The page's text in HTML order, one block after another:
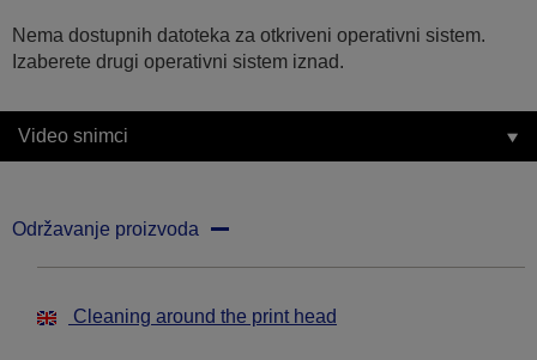
Nema dostupnih datoteka za otkriveni operativni sistem.
Izaberete drugi operativni sistem iznad.
Video snimci
Održavanje proizvoda
Cleaning around the print head